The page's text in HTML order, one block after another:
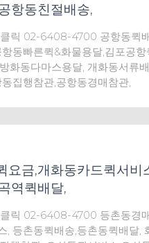
항동친절배송,
릭 02-6408-4700 공항동퀵
동빠른퀵&화물용달,김포공
화동다마스용달, 개화동서류
집행참관,공항동경매참관,
요금,개화동카드퀵서비
역퀵배달,
릭 02-6408-4700 등촌동경
, 등촌동퀵배송,등촌동퀵배달,